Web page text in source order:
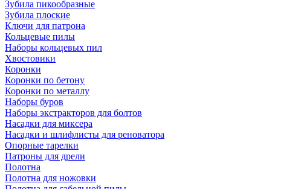
Зубила пикообразные
Зубила плоские
Ключи для патрона
Кольцевые пилы
Наборы кольцевых пил
Хвостовики
Коронки
Коронки по бетону
Коронки по металлу
Наборы буров
Наборы экстракторов для болтов
Насадки для миксера
Насадки и шлифлисты для реноватора
Опорные тарелки
Патроны для дрели
Полотна
Полотна для ножовки